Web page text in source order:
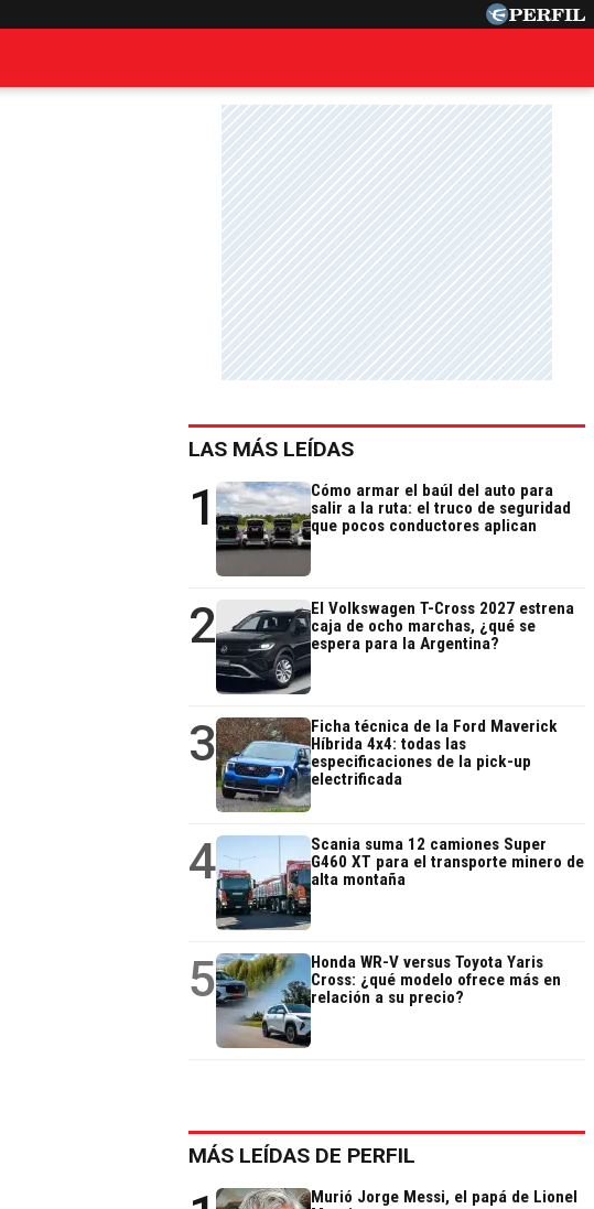
LAS MÁS LEÍDAS
1
Cómo armar el baúl del auto para
salir a la ruta: el truco de seguridad
que pocos conductores aplican
2
El Volkswagen T-Cross 2027 estrena
caja de ocho marchas, ¿qué se
espera para la Argentina?
3
Ficha técnica de la Ford Maverick
Híbrida 4x4: todas las
especificaciones de la pick-up
electrificada
4
Scania suma 12 camiones Super
G460 XT para el transporte minero de
alta montaña
5
Honda WR-V versus Toyota Yaris
Cross: ¿qué modelo ofrece más en
relación a su precio?
MÁS LEÍDAS DE PERFIL
Murió Jorge Messi, el papá de Lionel